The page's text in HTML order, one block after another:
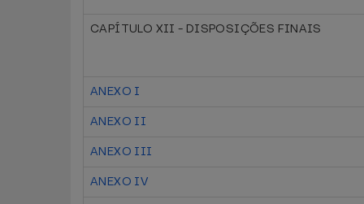
CAPÍTULO XII - DISPOSIÇÕES FINAIS
ANEXO I
ANEXO II
ANEXO III
ANEXO IV